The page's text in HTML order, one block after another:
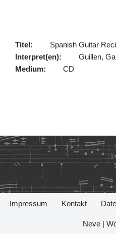
Titel:
Spanish Guitar
Interpret(en):
Guillen,
Medium:
CD
Impressum Kontakt
Neve|